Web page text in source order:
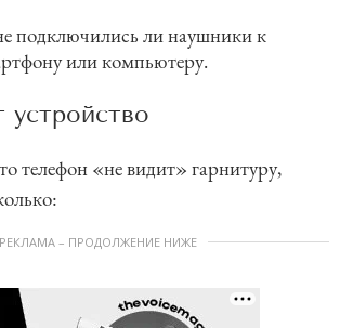
подключились ли наушники к
или компьютеру.
телефон «не видит» гарнитуру,
РЕКЛАМА – ПРОДОЛЖЕНИЕ НИЖЕ